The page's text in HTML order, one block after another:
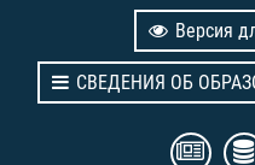
Версия
СВЕДЕНИЯ ОБ